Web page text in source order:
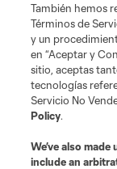
También hemos
Términos de
y un
en “Aceptar y
sitio, aceptas
tecnologías
Servicio No
Policy.
We’ve also
include an